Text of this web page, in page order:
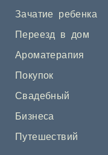
Зачатие ребенка
Переезд в дом
Ароматерапия
Покупок
Свадебный
Бизнеса
Путешествий